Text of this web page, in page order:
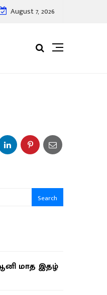
August 7, 2026
Search
மாத இதழ்